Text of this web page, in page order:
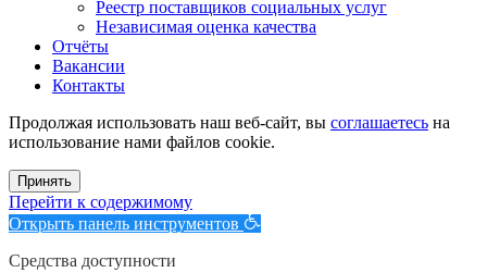
Реестр поставщиков социальных услуг
Независимая оценка качества
Отчёты
Вакансии
Контакты
Продолжая использовать наш веб-сайт, вы соглашаетесь на
использование нами файлов cookie.
Принять
Перейти к содержимому
Открыть панель инструментов
Средства доступности